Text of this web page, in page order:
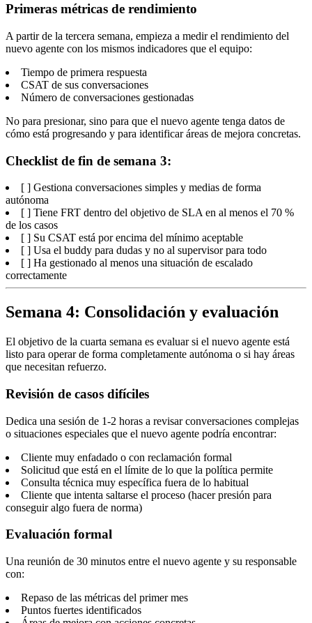
Primeras métricas de rendimiento
A partir de la tercera semana, empieza a medir el rendimiento del
nuevo agente con los mismos indicadores que el equipo:
Tiempo de primera respuesta
CSAT de sus conversaciones
Número de conversaciones gestionadas
No para presionar, sino para que el nuevo agente tenga datos de
cómo está progresando y para identificar áreas de mejora concretas.
Checklist de fin de semana 3:
[ ] Gestiona conversaciones simples y medias de forma
autónoma
[ ] Tiene FRT dentro del objetivo de SLA en al menos el 70 %
de los casos
[ ] Su CSAT está por encima del mínimo aceptable
[ ] Usa el buddy para dudas y no al supervisor para todo
[ ] Ha gestionado al menos una situación de escalado
correctamente
Semana 4: Consolidación y evaluación
El objetivo de la cuarta semana es evaluar si el nuevo agente está
listo para operar de forma completamente autónoma o si hay áreas
que necesitan refuerzo.
Revisión de casos difíciles
Dedica una sesión de 1-2 horas a revisar conversaciones complejas
o situaciones especiales que el nuevo agente podría encontrar:
Cliente muy enfadado o con reclamación formal
Solicitud que está en el límite de lo que la política permite
Consulta técnica muy específica fuera de lo habitual
Cliente que intenta saltarse el proceso (hacer presión para
conseguir algo fuera de norma)
Evaluación formal
Una reunión de 30 minutos entre el nuevo agente y su responsable
con:
Repaso de las métricas del primer mes
Puntos fuertes identificados